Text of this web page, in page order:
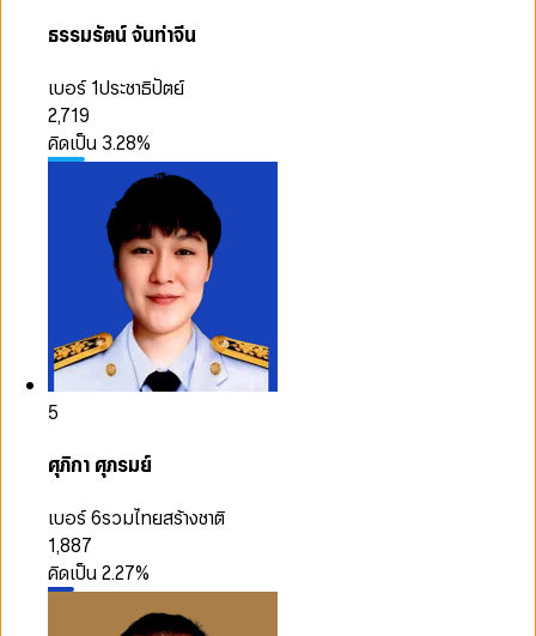
ธรรมรัตน์ จันท่าจีน
เบอร์ 1ประชาธิปัตย์
2,719
คิดเป็น 3.28%
5
ศุภิกา ศุภรมย์
เบอร์ 6รวมไทยสร้างชาติ
1,887
คิดเป็น2.27%